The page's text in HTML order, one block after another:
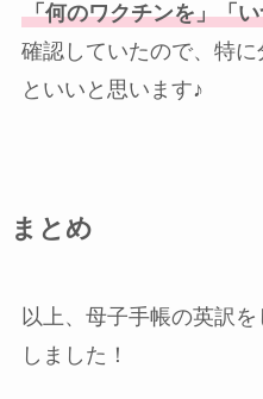
「何のワクチンを」「
確認していたので、特に
といいと思います♪
まとめ
以上、母子手帳の英訳
しました！